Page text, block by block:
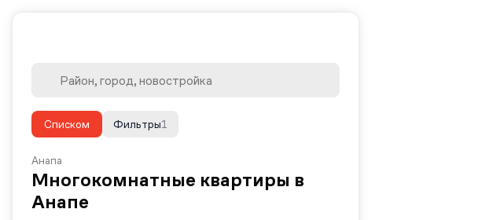
Списком 1
Фильтры
Анапа
Многокомнатные квартиры в
Анапе